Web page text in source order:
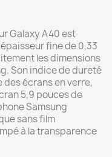
Galaxy A40 est
fine de 0,33
les dimensions
Son indice de dureté
des écrans en verre,
5,9 pouces de
Samsung
sans film
à la transparence